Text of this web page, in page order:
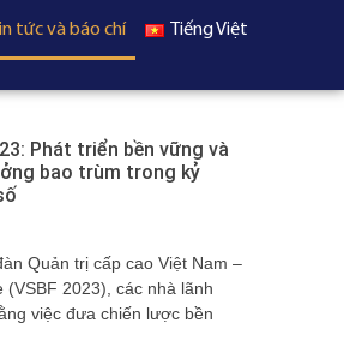
Tin tức và báo chí Tiếng Việt
Phát triển bền vững và
bao trùm trong kỷ
Quản trị cấp cao Việt Nam –
(VSBF 2023), các nhà lãnh
việc đưa chiến lược bền